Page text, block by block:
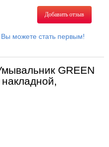
Добавить отзыв
Вы можете стать первым!
GREEN